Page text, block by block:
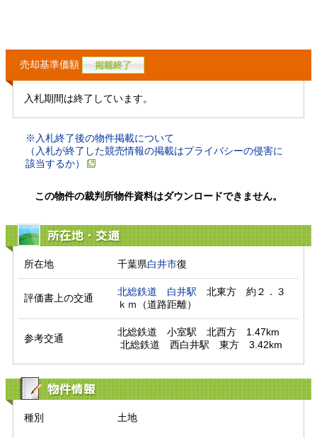
売却基準価額
入札期間は終了しています。
※入札終了後の物件掲載について
（入札が終了した競売情報の掲載はプライバシーの侵害に
該当するか）
この物件の裁判所物件資料はダウンロードできません。
所在地・交通
所在地 千葉県白井市復
評価書上の交通
北総鉄道 白井駅 北東方　約２．３
ｋｍ（道路距離）
参考交通
北総鉄道　小室駅　北西方　1.47km
北総鉄道　西白井駅　東方　3.42km
物件情報
種別 土地